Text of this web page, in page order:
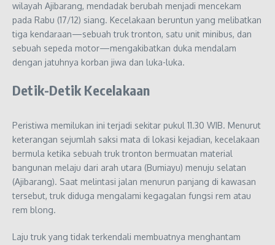
wilayah Ajibarang, mendadak berubah menjadi mencekam
pada Rabu (17/12) siang. Kecelakaan beruntun yang melibatkan
tiga kendaraan—sebuah truk tronton, satu unit minibus, dan
sebuah sepeda motor—mengakibatkan duka mendalam
dengan jatuhnya korban jiwa dan luka-luka.
Detik-Detik Kecelakaan
Peristiwa memilukan ini terjadi sekitar pukul 11.30 WIB. Menurut
keterangan sejumlah saksi mata di lokasi kejadian, kecelakaan
bermula ketika sebuah truk tronton bermuatan material
bangunan melaju dari arah utara (Bumiayu) menuju selatan
(Ajibarang). Saat melintasi jalan menurun panjang di kawasan
tersebut, truk diduga mengalami kegagalan fungsi rem atau
rem blong.
Laju truk yang tidak terkendali membuatnya menghantam